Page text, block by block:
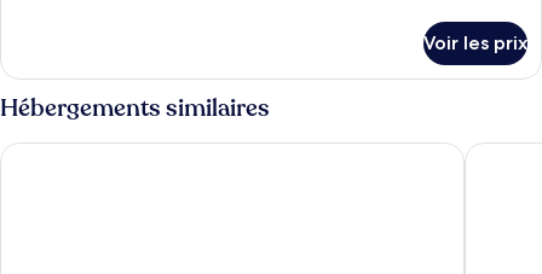
chambre :
Chambre
Confort,
1
le
type
de
chambre
Chambre
Voir les prix
Hébergements similaires
Work Inn at Taipei 101 Chunfa